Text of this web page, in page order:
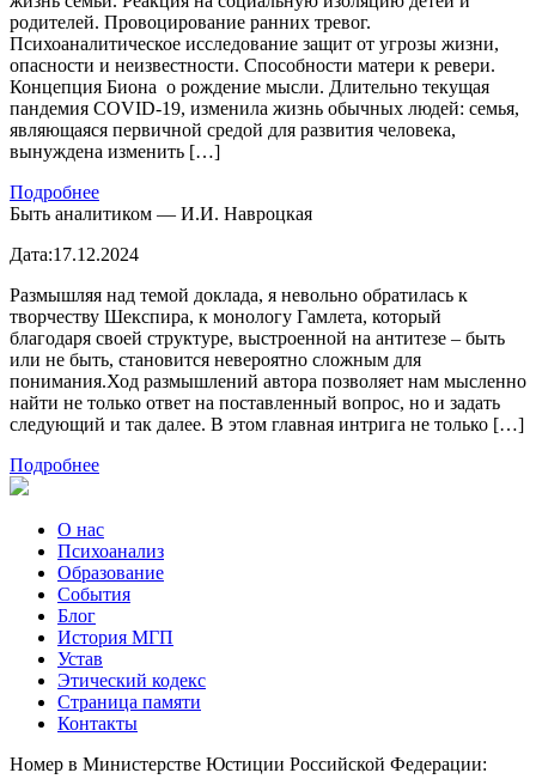
родителей. Провоцирование ранних тревог.
Психоаналитическое исследование защит от угрозы жизни,
опасности и неизвестности. Способности матери к ревери.
Концепция Биона о рождение мысли. Длительно текущая
пандемия COVID-19, изменила жизнь обычных людей: семья,
являющаяся первичной средой для развития человека,
вынуждена изменить […]
Подробнее
Быть аналитиком — И.И. Навроцкая
Дата:17.12.2024
Размышляя над темой доклада, я невольно обратилась к
творчеству Шекспира, к монологу Гамлета, который
благодаря своей структуре, выстроенной на антитезе – быть
или не быть, становится невероятно сложным для
понимания.Ход размышлений автора позволяет нам мысленно
найти не только ответ на поставленный вопрос, но и задать
следующий и так далее. В этом главная интрига не только […]
Подробнее
О нас
Психоанализ
Образование
События
Блог
История МГП
Устав
Этический кодекс
Страница памяти
Контакты
Номер в Министерстве Юстиции Российской Федерации: